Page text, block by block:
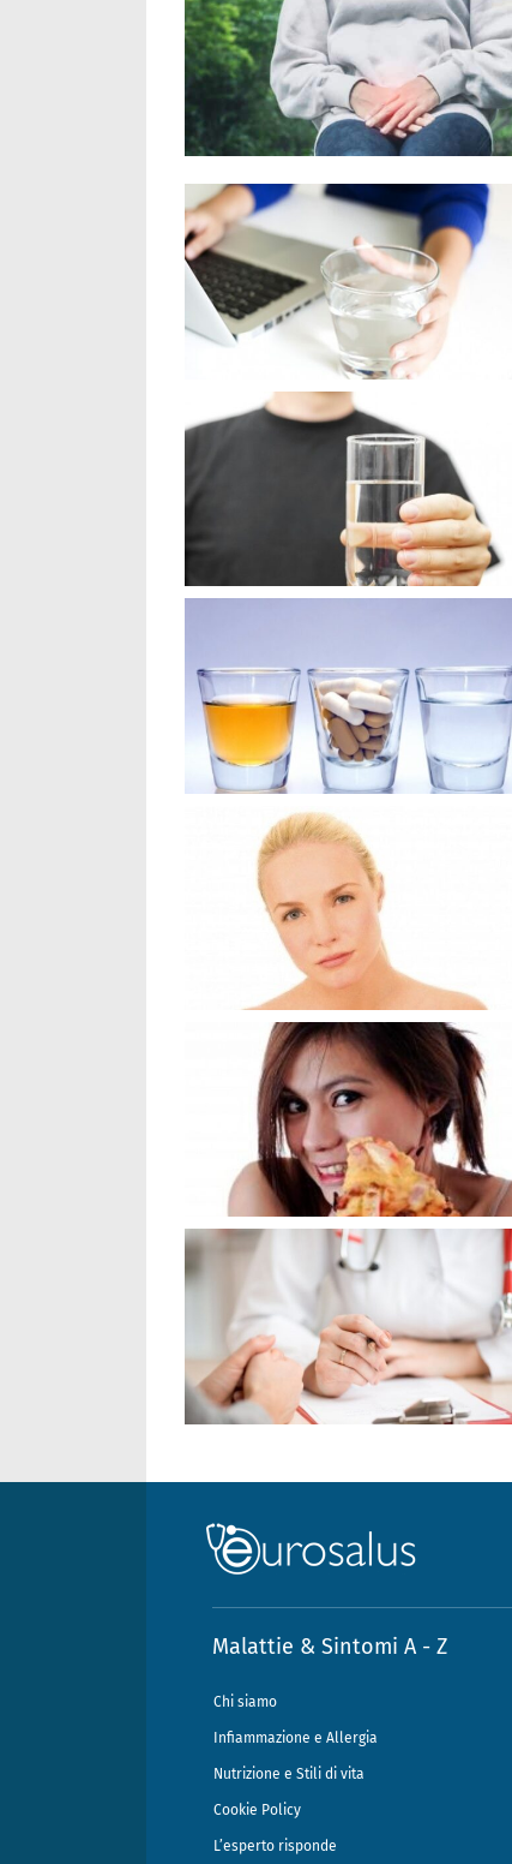
Malattie & Sintomi A - Z
Chi siamo
Infiammazione e Allergia
Nutrizione e Stili di vita
Cookie Policy
L’esperto risponde